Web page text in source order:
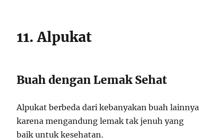
11. Alpukat
Buah dengan Lemak Sehat
Alpukat berbeda dari kebanyakan buah lainnya
karena mengandung lemak tak jenuh yang
baik untuk kesehatan.